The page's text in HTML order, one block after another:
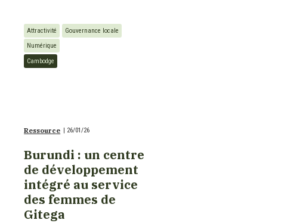
Attractivité
Gouvernance locale
Numérique
Cambodge
Ressource | 26/01/26
Burundi : un centre
de développement
intégré au service
des femmes de
Gitega